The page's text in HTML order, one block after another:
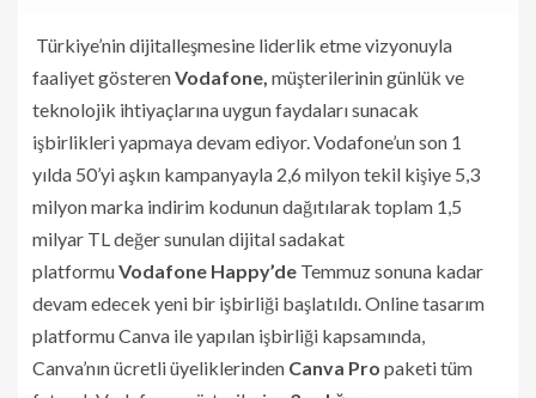
Türkiye’nin dijitalleşmesine liderlik etme vizyonuyla
faaliyet gösterenVodafone, müşterilerinin günlük ve
teknolojik ihtiyaçlarına uygun faydaları sunacak
işbirlikleri yapmaya devam ediyor. Vodafone’un son 1
yılda 50’yi aşkın kampanyayla 2,6 milyon tekil kişiye 5,3
milyon marka indirim kodunun dağıtılarak toplam 1,5
milyar TL değer sunulan dijital sadakat
platformuVodafone Happy’de Temmuz sonuna kadar
devam edecek yeni bir işbirliği başlatıldı. Online tasarım
platformu Canva ile yapılan işbirliği kapsamında,
Canva’nın ücretli üyeliklerinden Canva Pro paketi tüm